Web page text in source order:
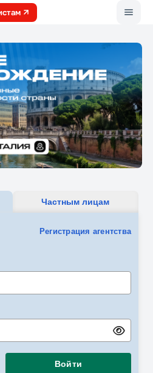
Частным лицам
Регистрация агентства
Войти